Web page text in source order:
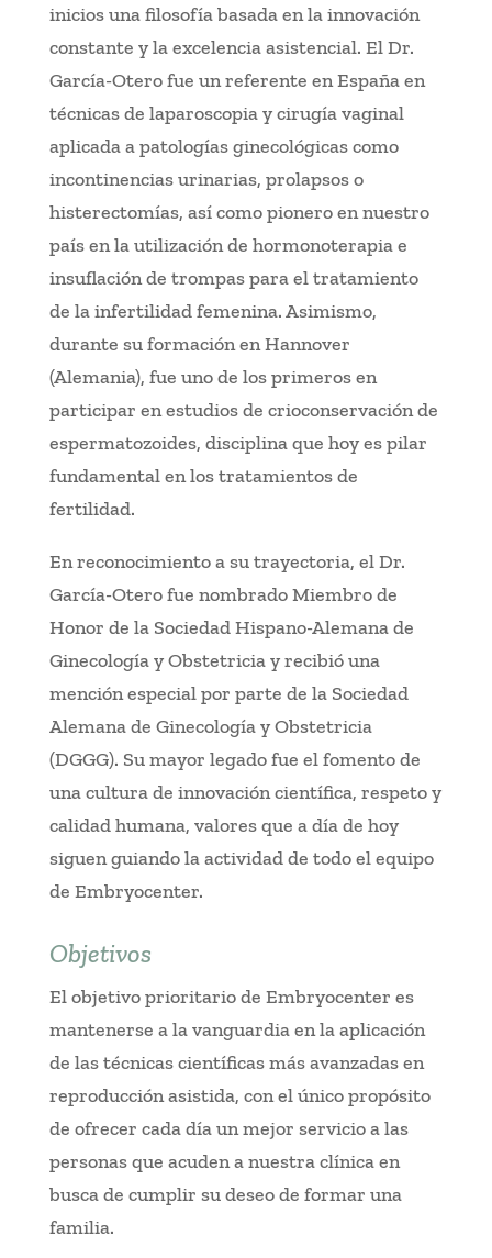
inicios una filosofía basada en la innovación
constante y la excelencia asistencial. El Dr.
García-Otero fue un referente en España en
técnicas de laparoscopia y cirugía vaginal
aplicada a patologías ginecológicas como
incontinencias urinarias, prolapsos o
histerectomías, así como pionero en nuestro
país en la utilización de hormonoterapia e
insuflación de trompas para el tratamiento
de la infertilidad femenina. Asimismo,
durante su formación en Hannover
(Alemania), fue uno de los primeros en
participar en estudios de crioconservación de
espermatozoides, disciplina que hoy es pilar
fundamental en los tratamientos de
fertilidad.
En reconocimiento a su trayectoria, el Dr.
García-Otero fue nombrado Miembro de
Honor de la Sociedad Hispano-Alemana de
Ginecología y Obstetricia y recibió una
mención especial por parte de la Sociedad
Alemana de Ginecología y Obstetricia
(DGGG). Su mayor legado fue el fomento de
una cultura de innovación científica, respeto y
calidad humana, valores que a día de hoy
siguen guiando la actividad de todo el equipo
de Embryocenter.
Objetivos
El objetivo prioritario de Embryocenter es
mantenerse a la vanguardia en la aplicación
de las técnicas científicas más avanzadas en
reproducción asistida, con el único propósito
de ofrecer cada día un mejor servicio a las
personas que acuden a nuestra clínica en
busca de cumplir su deseo de formar una
familia.